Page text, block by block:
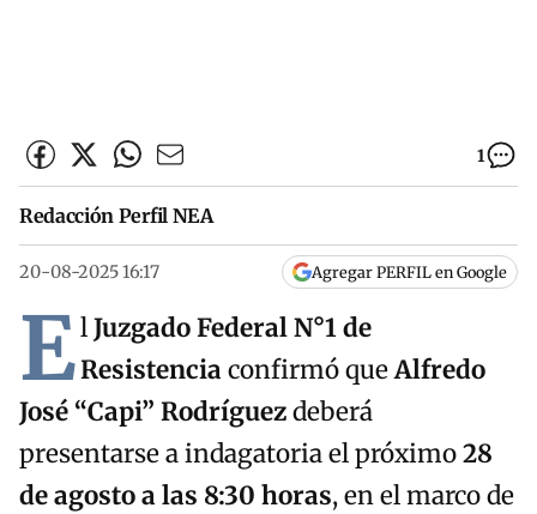
1
Redacción Perfil NEA
20-08-2025 16:17 Agregar PERFIL en Google
ElJuzgado Federal N°1 de
Resistenciaconfirmó queAlfredo
José “Capi” Rodríguezdeberá
presentarse a indagatoria el próximo28
de agosto a las 8:30 horas, en el marco de